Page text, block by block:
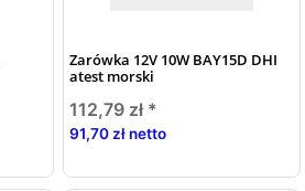
Zarówka 12V 10W BAY15D DHI
atest morski
112,79 zł *
91,70 zł netto